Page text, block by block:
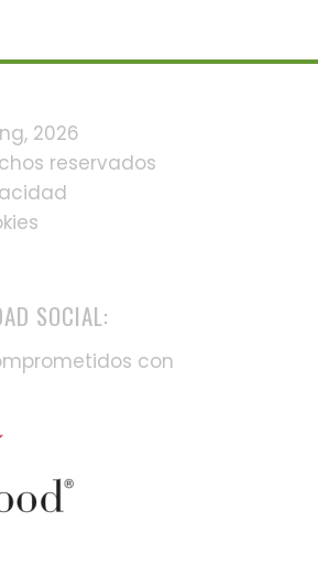
2026
reservados
SOCIAL:
con